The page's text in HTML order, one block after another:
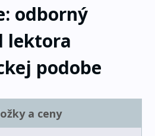
odborný
lektora
podobe
a ceny